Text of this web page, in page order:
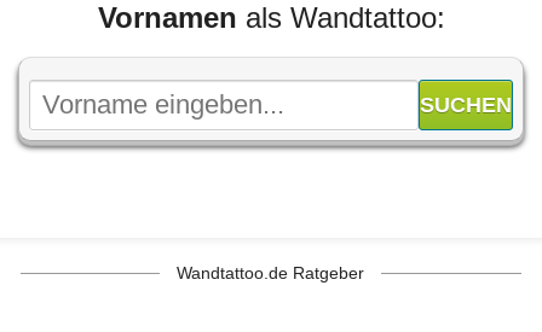
Vornamen als Wandtattoo:
Wandtattoo.de Ratgeber